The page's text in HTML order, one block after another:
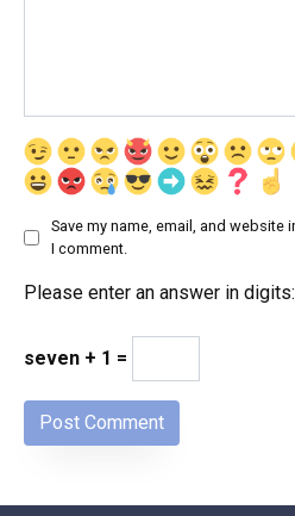
Save my name, email, and
I comment.
Please enter an answer in digits:
seven + 1 =